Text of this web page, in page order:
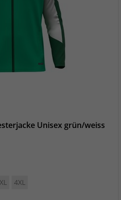
Unisex grün/weiss
4XL